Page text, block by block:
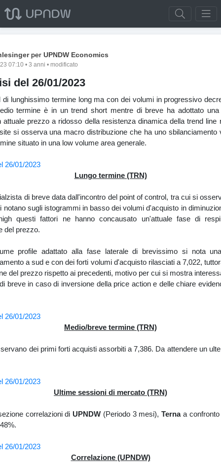
per UPNDW Economics
07:10 • 3 anni • modificato
del 26/01/2023
lunghissimo termine long ma con dei volumi in progressivo
termine è in un trend short mentre di breve ha adottato una
prezzo a ridosso della resistenza dinamica della trend line
si osserva una macro distribuzione che ha uno sbilanciamento
situato in una low volume area generale.
Lungo termine (TRN)
di breve data dall'incontro del point of control, tra cui si
notano sugli istogrammi in basso dei volumi d'acquisto in
questi fattori ne hanno concausato un'attuale fase di
del prezzo.
profile adattato alla fase laterale di brevissimo si nota
a sud e con dei forti volumi d'acquisto rilasciati a 7,022,
del prezzo rispetto ai precedenti, motivo per cui si mostra
breve in caso di inversione della price action e delle chiare
Medio/breve termine (TRN)
dei primi forti acquisti assorbiti a 7,386. Da attendere un
Ultime sessioni di mercato (TRN)
correlazioni di UPNDW (Periodo 3 mesi), Ternaa
Correlazione (UPNDW)